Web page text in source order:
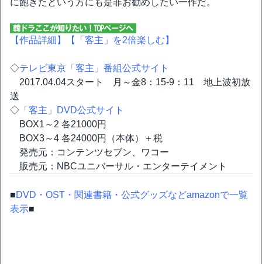
に飽きたという方にも是非お勧めしたい一作だ。
【作品詳細】 【「客主」を2倍楽しむ】
◇テレビ東京「客主」番組公式サイト
2017.04.04スタート 月～金8：15-9：11 地上波初放
送
◇ 「客主」DVD公式サイト
BOX1～2 各21000円
BOX3～4 各24000円（本体）＋税
発売元：コンテンツセブン、ワコー
販売元：NBCユニバーサル・エンターテイメント
■DVD・OST・関連書籍・公式グッズなどamazonで一覧
表示■